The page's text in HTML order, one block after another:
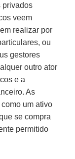
privados
veem
realizar por
ou
gestores
outro ator
e a
As
um ativo
se compra
permitido